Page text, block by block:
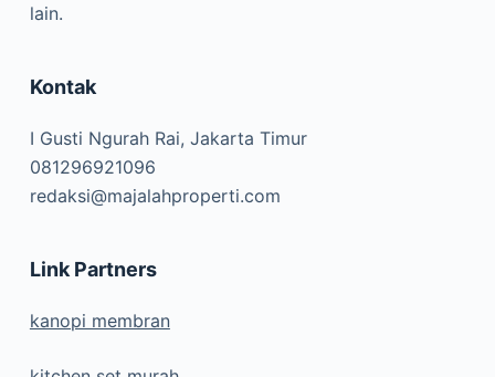
lain.
Kontak
I Gusti Ngurah Rai, Jakarta Timur
081296921096
redaksi@majalahproperti.com
Link Partners
kanopi membran